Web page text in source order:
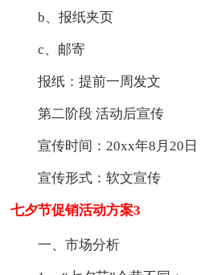
b、报纸夹页
c、邮寄
报纸：提前一周发文
第二阶段 活动后宣传
宣传时间：20xx年8月20日
宣传形式：软文宣传
七夕节促销活动方案3
一、市场分析